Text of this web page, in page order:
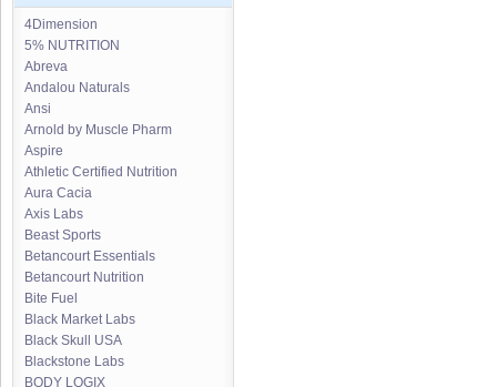
4Dimension
5% NUTRITION
Abreva
Andalou Naturals
Ansi
Arnold by Muscle Pharm
Aspire
Athletic Certified Nutrition
Aura Cacia
Axis Labs
Beast Sports
Betancourt Essentials
Betancourt Nutrition
Bite Fuel
Black Market Labs
Black Skull USA
Blackstone Labs
BODY LOGIX